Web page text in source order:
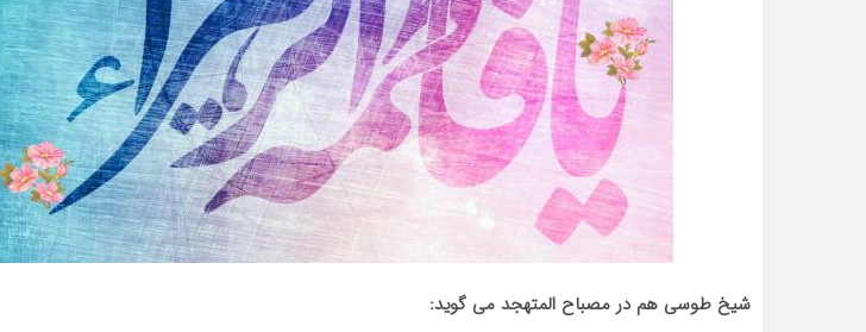
شیخ طوسی هم در مصباح المتهجد می گوید: